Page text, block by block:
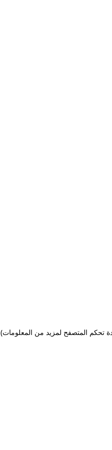
تحكم المتصفح لمزيد من المعلومات)